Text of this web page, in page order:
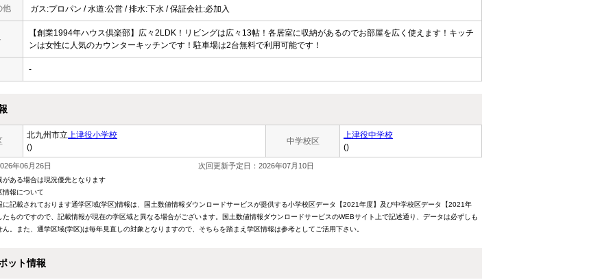
他 ガス:プロパン / 水道:公営 / 排水:下水 / 保証会社:必加入
【創業1994年ハウス倶楽部】広々2LDK！リビングは広々13帖！各居室に収納があるのでお部屋を広く使えます！キッチ
ンは女性に人気のカウンターキッチンです！駐車場は2台無料で利用可能です！
-
北九州市立上津役小学校
()
中学校区
上津役中学校
()
年06月26日 次回更新予定日：2026年07月10日
ある場合は現況優先となります
報について
に記載されております通学区域(学区)情報は、国土数値情報ダウンロードサービスが提供する小学校区データ【2021年度】及び中学校区データ【2021年
たものですので、記載情報が現在の学区域と異なる場合がございます。国土数値情報ダウンロードサービスのWEBサイト上で記述通り、データは必ずしも
ん。また、通学区域(学区)は毎年見直しの対象となりますので、そちらを踏まえ学区情報は参考としてご活用下さい。
ット情報